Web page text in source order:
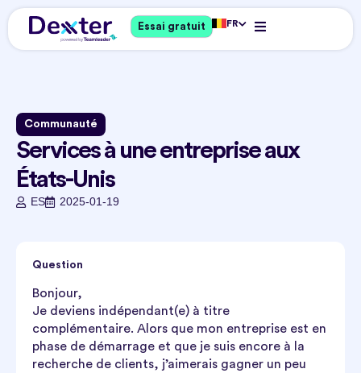
Essai gratuit FR
Communauté
Services à une entreprise aux
États-Unis
ES 2025-01-19
Question
Bonjour,
Je deviens indépendant(e) à titre
complémentaire. Alors que mon entreprise est en
phase de démarrage et que je suis encore à la
recherche de clients, j’aimerais gagner un peu